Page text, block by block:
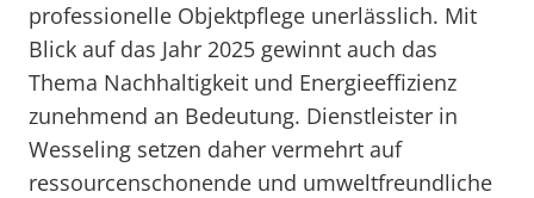
professionelle Objektpflege unerlässlich. Mit
Blick auf das Jahr 2025 gewinnt auch das
Thema Nachhaltigkeit und Energieeffizienz
zunehmend an Bedeutung. Dienstleister in
Wesseling setzen daher vermehrt auf
ressourcenschonende und umweltfreundliche